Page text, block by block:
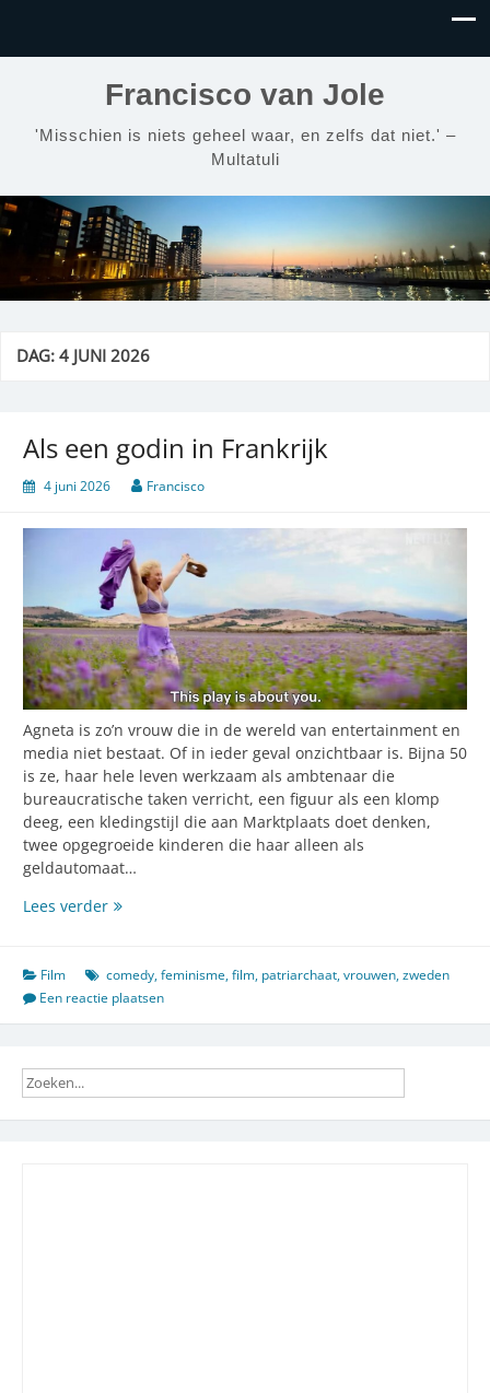
Francisco van Jole
'Misschien is niets geheel waar, en zelfs dat niet.' –
Multatuli
DAG:4 JUNI 2026
Als een godin in Frankrijk
4 juni 2026 Francisco
Agneta is zo’n vrouw die in de wereld van entertainment en
media niet bestaat. Of in ieder geval onzichtbaar is. Bijna 50
is ze, haar hele leven werkzaam als ambtenaar die
bureaucratische taken verricht, een figuur als een klomp
deeg, een kledingstijl die aan Marktplaats doet denken,
twee opgegroeide kinderen die haar alleen als
geldautomaat…
Lees verderAls
in
Frankrijk
Film comedy,feminisme,film, patriarchaat,vrouwen,zweden
Een reactie plaatsen